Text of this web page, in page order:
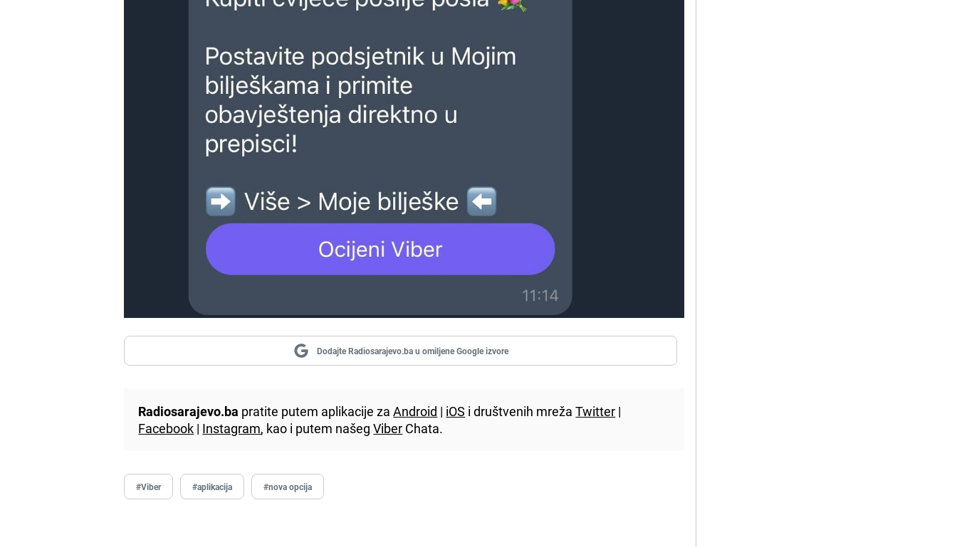
Dodajte Radiosarajevo.ba u omiljene Google izvore
Radiosarajevo.ba pratite putem aplikacije zaAndroid | iOS i društvenih mrežaTwitter |
Facebook | Instagram, kao i putem našegViber Chata.
#Viber #aplikacija #nova opcija